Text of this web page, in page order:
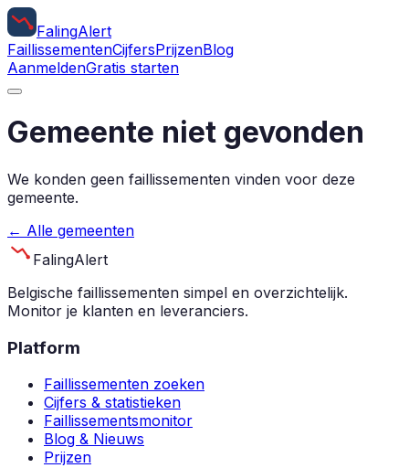
FalingAlert
FaillissementenCijfersPrijzenBlog
AanmeldenGratis starten
Gemeente niet gevonden
We konden geen faillissementen vinden voor deze
gemeente.
← Alle gemeenten
FalingAlert
Belgische faillissementen simpel en overzichtelijk.
Monitor je klanten en leveranciers.
Platform
Faillissementen zoeken
Cijfers & statistieken
Faillissementsmonitor
Blog & Nieuws
Prijzen